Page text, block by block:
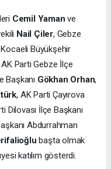
Cemil Yaman ve
Nail Çiler, Gebze
Büyükşehir
AK Parti Gebze İlçe
Başkanı Gökhan Orhan,
, AK Parti Çayırova
Dilovası İlçe Başkanı
Abdurrahman
başta olmak
katılım gösterdi.